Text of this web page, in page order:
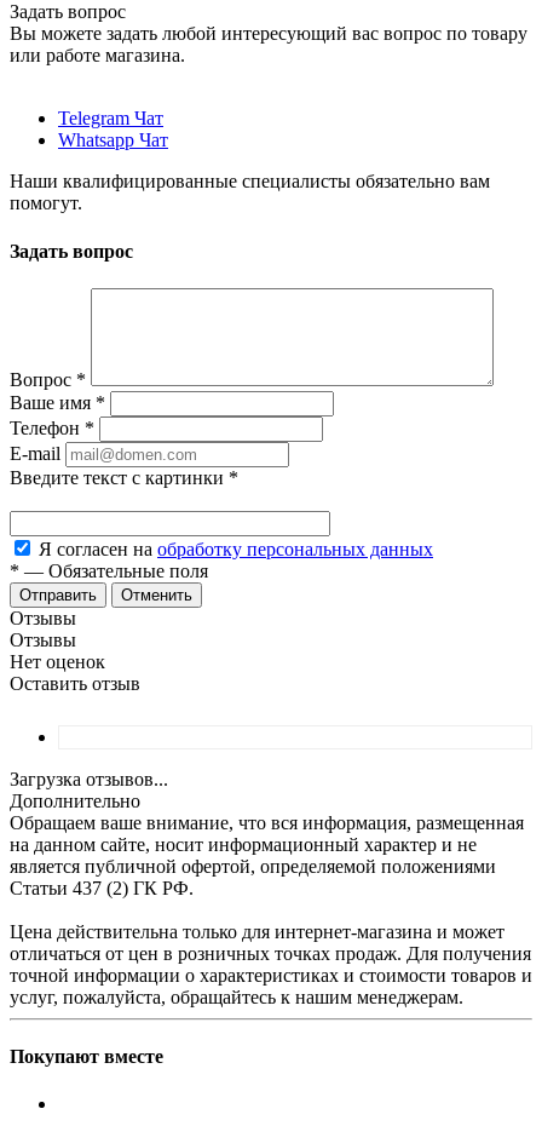
Задать вопрос
Вы можете задать любой интересующий вас вопрос по товару
или работе магазина.
Telegram Чат
Whatsapp Чат
Наши квалифицированные специалисты обязательно вам
помогут.
Задать вопрос
Вопрос *
Ваше имя *
Телефон *
E-mail
Введите текст с картинки *
Я согласен на обработку персональных данных
* — Обязательные поля
Отменить
Отзывы
Отзывы
Нет оценок
Оставить отзыв
Загрузка отзывов...
Дополнительно
Обращаем ваше внимание, что вся информация, размещенная
на данном сайте, носит информационный характер и не
является публичной офертой, определяемой положениями
Статьи 437 (2) ГК РФ.
Цена действительна только для интернет-магазина и может
отличаться от цен в розничных точках продаж. Для получения
точной информации о характеристиках и стоимости товаров и
услуг, пожалуйста, обращайтесь к нашим менеджерам.
Покупают вместе